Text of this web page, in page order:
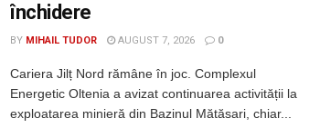
închidere
BY MIHAIL TUDOR AUGUST 7, 2026 0
Cariera Jilț Nord rămâne în joc. Complexul
Energetic Oltenia a avizat continuarea activității la
exploatarea minieră din Bazinul Mătăsari, chiar...